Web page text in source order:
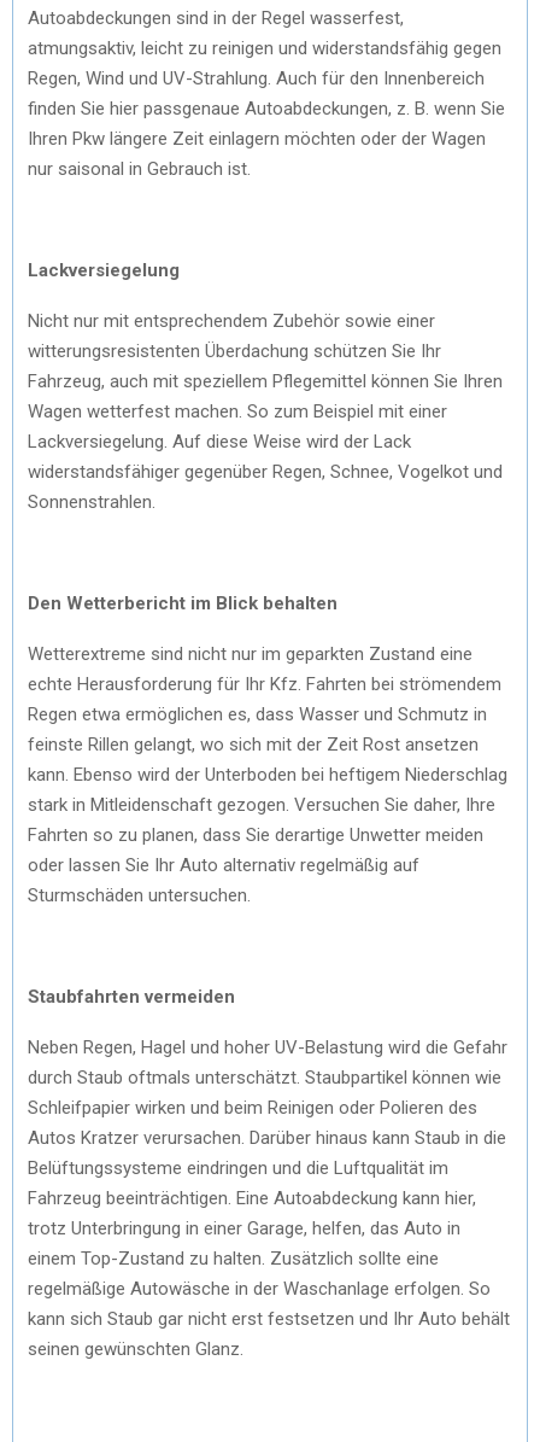
Autoabdeckungen sind in der Regel wasserfest,
atmungsaktiv, leicht zu reinigen und widerstandsfähig gegen
Regen, Wind und UV-Strahlung. Auch für den Innenbereich
finden Sie hier passgenaue Autoabdeckungen, z. B. wenn Sie
Ihren Pkw längere Zeit einlagern möchten oder der Wagen
nur saisonal in Gebrauch ist.
Lackversiegelung
Nicht nur mit entsprechendem Zubehör sowie einer
witterungsresistenten Überdachung schützen Sie Ihr
Fahrzeug, auch mit speziellem Pflegemittel können Sie Ihren
Wagen wetterfest machen. So zum Beispiel mit einer
Lackversiegelung. Auf diese Weise wird der Lack
widerstandsfähiger gegenüber Regen, Schnee, Vogelkot und
Sonnenstrahlen.
Den Wetterbericht im Blick behalten
Wetterextreme sind nicht nur im geparkten Zustand eine
echte Herausforderung für Ihr Kfz. Fahrten bei strömendem
Regen etwa ermöglichen es, dass Wasser und Schmutz in
feinste Rillen gelangt, wo sich mit der Zeit Rost ansetzen
kann. Ebenso wird der Unterboden bei heftigem Niederschlag
stark in Mitleidenschaft gezogen. Versuchen Sie daher, Ihre
Fahrten so zu planen, dass Sie derartige Unwetter meiden
oder lassen Sie Ihr Auto alternativ regelmäßig auf
Sturmschäden untersuchen.
Staubfahrten vermeiden
Neben Regen, Hagel und hoher UV-Belastung wird die Gefahr
durch Staub oftmals unterschätzt. Staubpartikel können wie
Schleifpapier wirken und beim Reinigen oder Polieren des
Autos Kratzer verursachen. Darüber hinaus kann Staub in die
Belüftungssysteme eindringen und die Luftqualität im
Fahrzeug beeinträchtigen. Eine Autoabdeckung kann hier,
trotz Unterbringung in einer Garage, helfen, das Auto in
einem Top-Zustand zu halten. Zusätzlich sollte eine
regelmäßige Autowäsche in der Waschanlage erfolgen. So
kann sich Staub gar nicht erst festsetzen und Ihr Auto behält
seinen gewünschten Glanz.